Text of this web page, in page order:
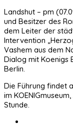
Landshut – pm
und Besitzer des
dem Leiter der
Intervention
Vashem aus dem
Dialog mit Koenigs
Berlin.
Die Führung findet
im
Stunde.